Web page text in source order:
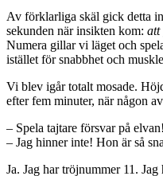
Av förklarliga skäl gick detta
sekunden när insikten kom: att
Numera gillar vi läget och
istället för snabbhet och
Vi blev igår totalt mosade.
efter fem minuter, när någon
– Spela tajtare försvar på elvan!
– Jag hinner inte! Hon är så
Ja. Jag har tröjnummer 11.